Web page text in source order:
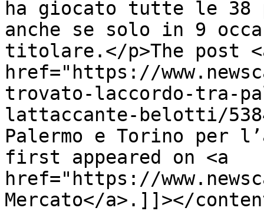
ha giocato tutte le 38
anche se solo in 9
titolare.</p>The post
href="https://
trovato-laccordo-tra-
lattaccante-belotti/
Palermo e Torino per
first appeared on <a
href="https://
Mercato</a>.]]></